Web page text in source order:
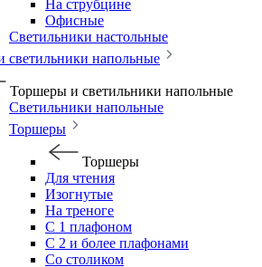
На струбцине
Офисные
Светильники настольные
светильники напольные
Торшеры и светильники напольные
Светильники напольные
Торшеры
Торшеры
Для чтения
Изогнутые
На треноге
С 1 плафоном
С 2 и более плафонами
Со столиком